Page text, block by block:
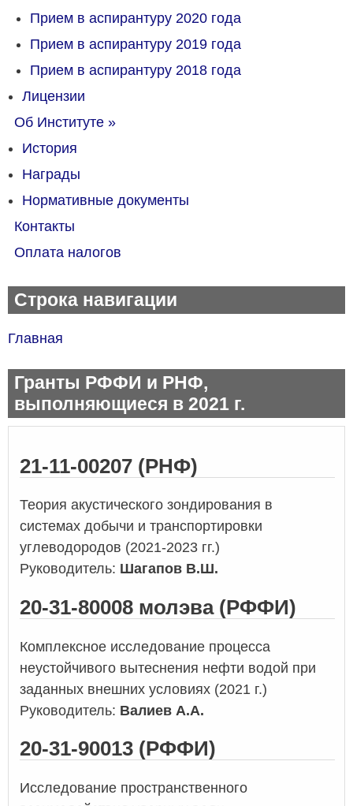
Прием в аспирантуру 2020 года
Прием в аспирантуру 2019 года
Прием в аспирантуру 2018 года
Лицензии
Об Институте »
История
Награды
Нормативные документы
Контакты
Оплата налогов
Строка навигации
Главная
Гранты РФФИ и РНФ,
выполняющиеся в 2021 г.
21-11-00207 (РНФ)
Теория акустического зондирования в
системах добычи и транспортировки
углеводородов (2021-2023 гг.)
Руководитель: Шагапов В.Ш.
20-31-80008 молэва (РФФИ)
Комплексное исследование процесса
неустойчивого вытеснения нефти водой при
заданных внешних условиях (2021 г.)
Руководитель: Валиев А.А.
20-31-90013 (РФФИ)
Исследование пространственного